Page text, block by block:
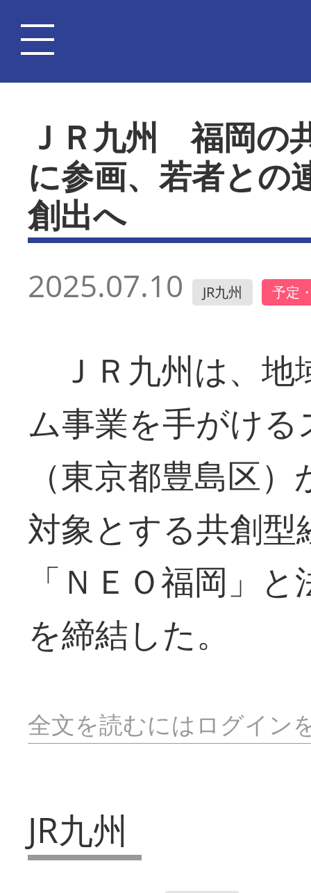
ＪＲ九州 福岡の
に参画、若者との
創出へ
2025.07.10 JR九州 予定
ＪＲ九州は、地
ム事業を手がけ
（東京都豊島区
対象とする共創
「ＮＥＯ福岡」
を締結した。
全文を読むにはログイン
JR九州